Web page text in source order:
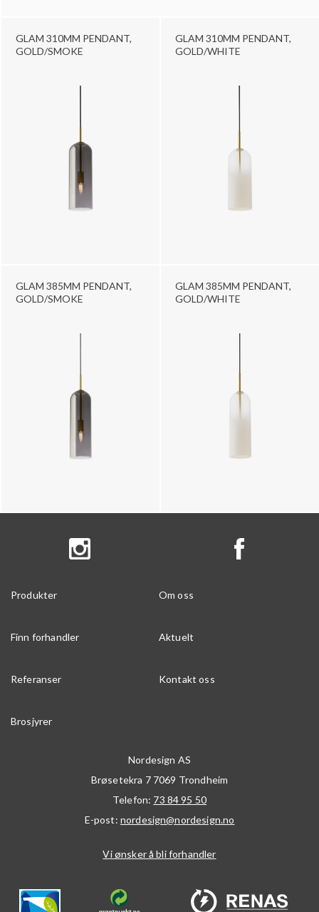
GLAM 310MM PENDANT,
GOLD/SMOKE
GLAM 310MM PENDANT,
GOLD/WHITE
GLAM 385MM PENDANT,
GOLD/SMOKE
GLAM 385MM PENDANT,
GOLD/WHITE
Produkter Om oss
Finn forhandler Aktuelt
Referanser Kontakt oss
Brosjyrer
Nordesign AS
Brøsetekra 7 7069 Trondheim
Telefon: 73 84 95 50
E-post: nordesign@nordesign.no
Vi ønsker å bli forhandler